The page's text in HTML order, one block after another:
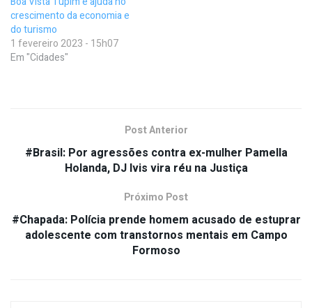
crescimento da economia e
do turismo
1 fevereiro 2023 - 15h07
Em "Cidades"
Post Anterior
#Brasil: Por agressões contra ex-mulher Pamella
Holanda, DJ Ivis vira réu na Justiça
Próximo Post
#Chapada: Polícia prende homem acusado de estuprar
adolescente com transtornos mentais em Campo
Formoso